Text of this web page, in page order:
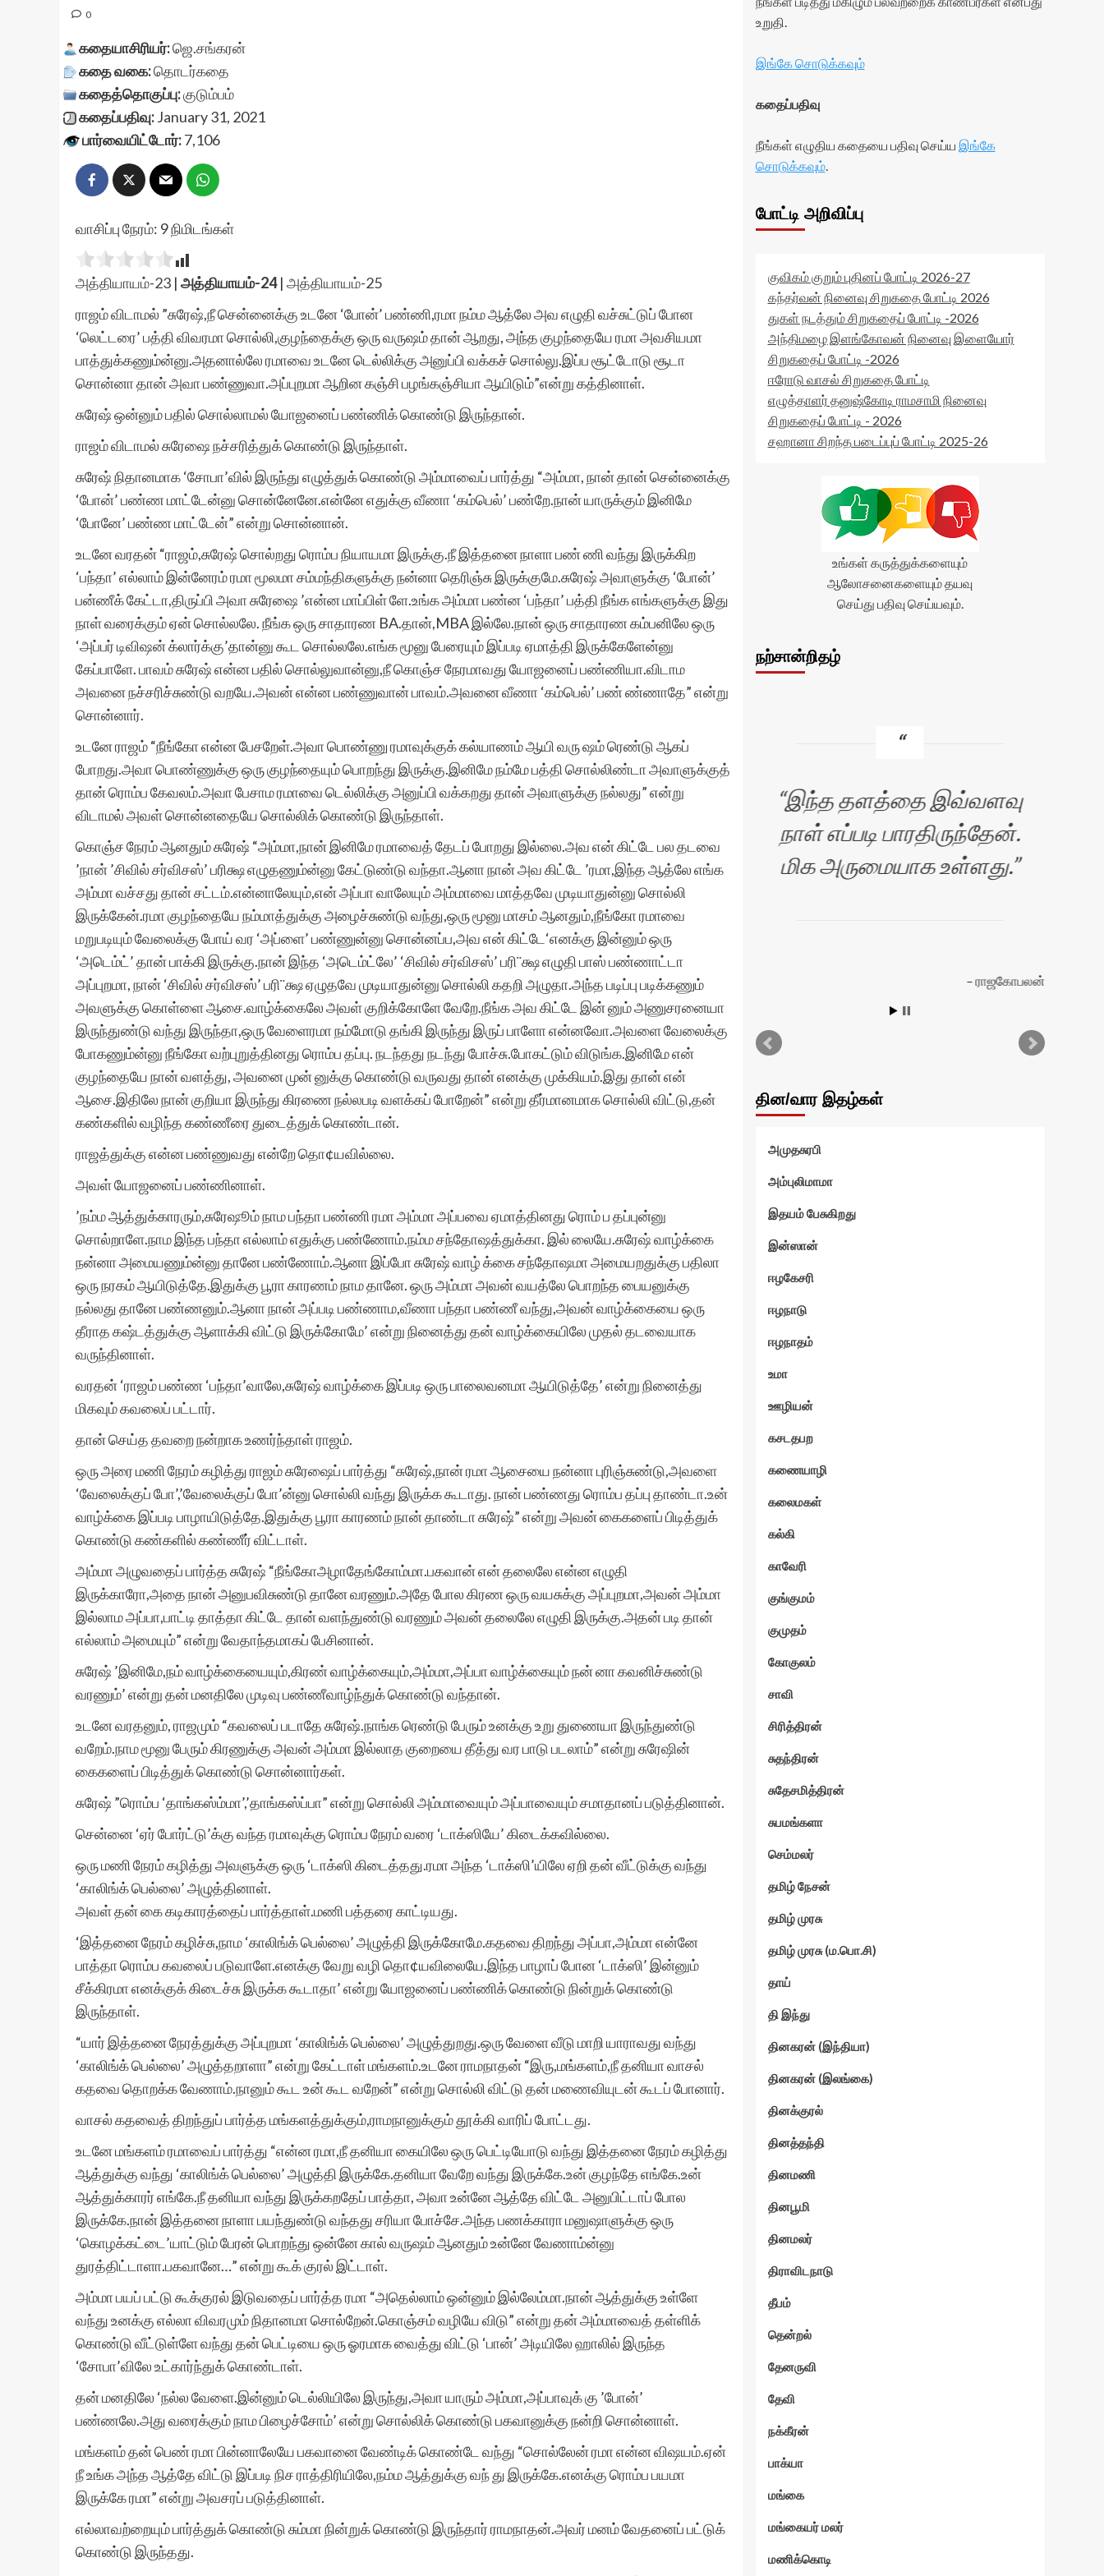
0
கதையாசிரியர்:ஜெ.சங்கரன்
கதை வகை:தொடர்கதை
கதைத்தொகுப்பு:குடும்பம்
கதைப்பதிவு:January 31, 2021
பார்வையிட்டோர்:7,106
வாசிப்பு நேரம்: 9நிமிடங்கள்
அத்தியாயம்-23 | அத்தியாயம்-24| அத்தியாயம்-25
ராஜம் விடாமல் ”சுரேஷ்,நீ சென்னைக்கு உடனே ‘போன்’ பண்ணி,ரமா நம்ம ஆத்லே அவ எழுதி வச்சுட்டுப் போன
‘லெட்டரை’ பத்தி விவரமா சொல்லி,குழந்தைக்கு ஒரு வருஷம் தான் ஆறது, அந்த குழந்தையே ரமா அவசியமா
பாத்துக்கணும்ன்னு.அதனால்லே ரமாவை உடனே டெல்லிக்கு அனுப்பி வக்கச் சொல்லு.இப்ப சூட்டோடு சூடா
சொன்னா தான் அவா பண்ணுவா.அப்புறமா ஆறின கஞ்சி பழங்கஞ்சியா ஆயிடும்”என்று கத்தினாள்.
சுரேஷ் ஒன்னும் பதில் சொல்லாமல் யோஜனைப் பண்ணிக் கொண்டு இருந்தான்.
ராஜம் விடாமல் சுரேஷை நச்சரித்துக் கொண்டு இருந்தாள்.
சுரேஷ் நிதானமாக ‘சோபா’வில் இருந்து எழுத்துக் கொண்டு அம்மாவைப் பார்த்து “அம்மா, நான் தான் சென்னைக்கு
‘போன்’ பண்ண மாட்டேன்னு சொன்னேனே.என்னே எதுக்கு வீணா ‘கம்பெல்’ பண்றே.நான் யாருக்கும் இனிமே
‘போனே’ பண்ண மாட்டேன்” என்று சொன்னான்.
உடனே வரதன் “ராஜம்,சுரேஷ் சொல்றது ரொம்ப நியாயமா இருக்கு.நீ இத்தனை நாளா பண் ணி வந்து இருக்கிற
‘பந்தா’ எல்லாம் இன்னேரம் ரமா மூலமா சம்மந்திகளுக்கு நன்னா தெரிஞ்சு இருக்குமே.சுரேஷ் அவாளுக்கு ‘போன்’
பன்ணீக் கேட்டா,திருப்பி அவா சுரேஷை ’என்ன மாப்பிள் ளே.உங்க அம்மா பண்ன ‘பந்தா’ பத்தி நீங்க எங்களுக்கு இது
நாள் வரைக்கும் ஏன் சொல்லலே. நீங்க ஒரு சாதாரண BA.தான்,MBA இல்லே.நான் ஒரு சாதாரண கம்பனிலே ஒரு
‘அப்பர் டிவிஷன் க்லார்க்கு’தான்னு கூட சொல்லலே.எங்க மூனு பேரையும் இப்படி ஏமாத்தி இருக்கேளேன்னு
கேப்பாளே. பாவம் சுரேஷ் என்ன பதில் சொல்லுவான்னு,நீ கொஞ்ச நேரமாவது யோஜனைப் பண்ணியா.விடாம
அவனை நச்சரிச்சுண்டு வறயே.அவன் என்ன பண்ணுவான் பாவம்.அவனை வீணா ‘கம்பெல்’ பண் ண்ணாதே” என்று
சொன்னார்.
உடனே ராஜம் “நீங்கோ என்ன பேசறேள்.அவா பொண்ணு ரமாவுக்குக் கல்யாணம் ஆயி வரு ஷம் ரெண்டு ஆகப்
போறது.அவா பொண்ணுக்கு ஒரு குழந்தையும் பொறந்து இருக்கு.இனிமே நம்மே பத்தி சொல்லிண்டா அவாளுக்குத்
தான் ரொம்ப கேவலம்.அவா பேசாம ரமாவை டெல்லிக்கு அனுப்பி வக்கறது தான் அவாளுக்கு நல்லது” என்று
விடாமல் அவள் சொன்னதையே சொல்லிக் கொண்டு இருந்தாள்.
கொஞ்ச நேரம் ஆனதும் சுரேஷ் “அம்மா,நான் இனிமே ரமாவைத் தேடப் போறது இல்லை.அவ என் கிட்டே பல தடவை
’நான் ’சிவில் சர்விசஸ்’ பரிக்ஷ எழுதணும்ன்னு கேட்டுண்டு வந்தா.ஆனா நான் அவ கிட்டே ’ரமா,இந்த ஆத்லே எங்க
அம்மா வச்சது தான் சட்டம்.என்னாலேயும்,என் அப்பா வாலேயும் அம்மாவை மாத்தவே முடியாதுன்னு சொல்லி
இருக்கேன்.ரமா குழந்தையே நம்மாத்துக்கு அழைச்சுண்டு வந்து,ஒரு மூனு மாசம் ஆனதும்,நீங்கோ ரமாவை
மறுபடியும் வேலைக்கு போய் வர ‘அப்ளை’ பண்ணுன்னு சொன்னப்ப,அவ என் கிட்டே‘எனக்கு இன்னும் ஒரு
‘அடெம்ட்’ தான் பாக்கி இருக்கு.நான் இந்த ‘அடெம்ட்லே’ ‘சிவில் சர்விசஸ்’ பரி¨க்ஷ எழுதி பாஸ் பண்ணாட்டா
அப்புறமா, நான் ‘சிவில் சர்விசஸ்’ பரி¨க்ஷ ஏழுதவே முடியாதுன்னு சொல்லி கதறி அழுதா.அந்த படிப்பு படிக்கணும்
அவளுக்கு கொள்ளை ஆசை.வாழ்க்கைலே அவள் குறிக்கோளே வேறே.நீங்க அவ கிட்டே இன் னும் அணுசரனையா
இருந்துண்டு வந்து இருந்தா,ஒரு வேளைரமா நம்மோடு தங்கி இருந்து இருப் பாளோ என்னவோ.அவளை வேலைக்கு
போகணும்ன்னு நீங்கோ வற்புறுத்தினது ரொம்ப தப்பு. நடந்தது நடந்து போச்சு.போகட்டும் விடுங்க.இனிமே என்
குழந்தையே நான் வளத்து, அவனை முன் னுக்கு கொண்டு வருவது தான் எனக்கு முக்கியம்.இது தான் என்
ஆசை.இதிலே நான் குறியா இருந்து கிரணை நல்லபடி வளக்கப் போறேன்” என்று தீர்மானமாக சொல்லி விட்டு,தன்
கண்களில் வழிந்த கண்ணீரை துடைத்துக் கொண்டான்.
ராஜத்துக்கு என்ன பண்ணுவது என்றே தொ¢யவில்லை.
அவள் யோஜனைப் பண்ணினாள்.
’நம்ம ஆத்துக்காரரும்,சுரேஷூம் நாம பந்தா பண்ணி ரமா அம்மா அப்பவை ஏமாத்தினது ரொம் ப தப்புன்னு
சொல்றாளே.நாம இந்த பந்தா எல்லாம் எதுக்கு பண்ணோம்.நம்ம சந்தோஷத்துக்கா. இல் லையே.சுரேஷ் வாழ்க்கை
நன்னா அமையணும்ன்னு தானே பண்ணோம்.ஆனா இப்போ சுரேஷ் வாழ் க்கை சந்தோஷமா அமையறதுக்கு பதிலா
ஒரு நரகம் ஆயிடுத்தே.இதுக்கு பூரா காரணம் நாம தானே. ஒரு அம்மா அவன் வயத்லே பொறந்த பையனுக்கு
நல்லது தானே பண்ணனும்.ஆனா நான் அப்படி பண்ணாம,வீணா பந்தா பண்ணீ வந்து,அவன் வாழ்க்கையை ஒரு
தீராத கஷ்டத்துக்கு ஆளாக்கி விட்டு இருக்கோமே’ என்று நினைத்து தன் வாழ்க்கையிலே முதல் தடவையாக
வருந்தினாள்.
வரதன் ‘ராஜம் பண்ண ‘பந்தா’வாலே,சுரேஷ் வாழ்க்கை இப்படி ஒரு பாலைவனமா ஆயிடுத்தே’ என்று நினைத்து
மிகவும் கவலைப் பட்டார்.
தான் செய்த தவறை நன்றாக உணர்ந்தாள் ராஜம்.
ஒரு அரை மணி நேரம் கழித்து ராஜம் சுரேஷைப் பார்த்து “சுரேஷ்,நான் ரமா ஆசையை நன்னா புரிஞ்சுண்டு,அவளை
‘வேலைக்குப் போ’,’வேலைக்குப் போ’ன்னு சொல்லி வந்து இருக்க கூடாது. நான் பண்ணது ரொம்ப தப்பு தாண்டா.உன்
வாழ்க்கை இப்படி பாழாயிடுத்தே.இதுக்கு பூரா காரணம் நான் தாண்டா சுரேஷ்” என்று அவன் கைகளைப் பிடித்துக்
கொண்டு கண்களில் கண்ணீர் விட்டாள்.
அம்மா அழுவதைப் பார்த்த சுரேஷ் “நீங்கோஅழாதேங்கோம்மா.பகவான் என் தலைலே என்ன எழுதி
இருக்காரோ,அதை நான் அனுபவிசுண்டு தானே வரணும்.அதே போல கிரண ஒரு வயசுக்கு அப்புறமா,அவன் அம்மா
இல்லாம அப்பா,பாட்டி தாத்தா கிட்டே தான் வளந்துண்டு வரணும் அவன் தலைலே எழுதி இருக்கு.அதன் படி தான்
எல்லாம் அமையும்” என்று வேதாந்தமாகப் பேசினான்.
சுரேஷ் ’இனிமே,நம் வாழ்க்கையையும்,கிரண் வாழ்க்கையும்,அம்மா,அப்பா வாழ்க்கையும் நன் னா கவனிச்சுண்டு
வரணும்’ என்று தன் மனதிலே முடிவு பண்ணீவாழ்ந்துக் கொண்டு வந்தான்.
உடனே வரதனும், ராஜமும் “கவலைப் படாதே சுரேஷ்.நாங்க ரெண்டு பேரும் உனக்கு உறு துணையா இருந்துண்டு
வறேம்.நாம மூனு பேரும் கிரணுக்கு அவன் அம்மா இல்லாத குறையை தீத்து வர பாடு படலாம்” என்று சுரேஷின்
கைகளைப் பிடித்துக் கொண்டு சொன்னார்கள்.
சுரேஷ் ”ரொம்ப ‘தாங்கஸ்ம்மா’,’தாங்கஸ்ப்பா” என்று சொல்லி அம்மாவையும் அப்பாவையும் சமாதானப் படுத்தினான்.
சென்னை ‘ஏர் போர்ட்டு’க்கு வந்த ரமாவுக்கு ரொம்ப நேரம் வரை ‘டாக்ஸியே’ கிடைக்கவில்லை.
ஒரு மணி நேரம் கழித்து அவளுக்கு ஒரு ‘டாக்ஸி கிடைத்தது.ரமா அந்த ‘டாக்ஸி’யிலே ஏறி தன் வீட்டுக்கு வந்து
‘காலிங்க் பெல்லை’ அழுத்தினாள்.
அவள் தன் கை கடிகாரத்தைப் பார்த்தாள்.மணி பத்தரை காட்டியது.
‘இத்தனை நேரம் கழிச்சு,நாம ‘காலிங்க் பெல்லை’ அழுத்தி இருக்கோமே.கதவை திறந்து அப்பா,அம்மா என்னே
பாத்தா ரொம்ப கவலைப் படுவாளே.எனக்கு வேறு வழி தொ¢யவிலையே.இந்த பாழாப் போன ‘டாக்ஸி’ இன்னும்
சீக்கிரமா எனக்குக் கிடைச்சு இருக்க கூடாதா’ என்று யோஜனைப் பண்ணிக் கொண்டு நின்றுக் கொண்டு
இருந்தாள்.
“யார் இத்தனை நேரத்துக்கு அப்புறமா ‘காலிங்க் பெல்லை’ அழுத்துறது.ஒரு வேளை வீடு மாறி யாராவது வந்து
‘காலிங்க் பெல்லை’ அழுத்தறாளா” என்று கேட்டாள் மங்களம்.உடனே ராமநாதன் “இரு,மங்களம்,நீ தனியா வாசல்
கதவை தொறக்க வேணாம்.நானும் கூட உன் கூட வறேன்” என்று சொல்லி விட்டு தன் மணைவியுடன் கூடப் போனார்.
வாசல் கதவைத் திறந்துப் பார்த்த மங்களத்துக்கும்,ராமநானுக்கும் தூக்கி வாரிப் போட்டது.
உடனே மங்களம் ரமாவைப் பார்த்து “என்ன ரமா,நீ தனியா கையிலே ஒரு பெட்டியோடு வந்து இத்தனை நேரம் கழித்து
ஆத்துக்கு வந்து ‘காலிங்க் பெல்லை’ அழுத்தி இருக்கே.தனியா வேறே வந்து இருக்கே.உன் குழந்தே எங்கே.உன்
ஆத்துக்காரர் எங்கே.நீ தனியா வந்து இருக்கறதேப் பாத்தா, அவா உன்னே ஆத்தே விட்டே அனுபிட்டாப் போல
இருக்கே.நான் இத்தனை நாளா பயந்துண்டு வந்தது சரியா போச்சே.அந்த பணக்காரா மனுஷாளுக்கு ஒரு
‘கொழக்கட்டை’யாட்டும் பேரன் பொறந்து ஒன்னே கால் வருஷம் ஆனதும் உன்னே வேணாம்ன்னு
துரத்திட்டாளா.பகவானே…” என்று கூக் குரல் இட்டாள்.
அம்மா பயப் பட்டு கூக்குரல் இடுவதைப் பார்த்த ரமா “அதெல்லாம் ஒன்னும் இல்லேம்மா.நான் ஆத்துக்கு உள்ளே
வந்து உனக்கு எல்லா விவரமும் நிதானமா சொல்றேன்.கொஞ்சம் வழியே விடு” என்று தன் அம்மாவைத் தள்ளிக்
கொண்டு வீட்டுள்ளே வந்து தன் பெட்டியை ஒரு ஓரமாக வைத்து விட்டு ‘பான்’ அடியிலே ஹாலில் இருந்த
‘சோபா’விலே உட்கார்ந்துக் கொண்டாள்.
தன் மனதிலே ‘நல்ல வேளை.இன்னும் டெல்லியிலே இருந்து,அவா யாரும் அம்மா,அப்பாவுக் கு ’போன்’
பண்ணலே.அது வரைக்கும் நாம பிழைச்சோம்’ என்று சொல்லிக் கொண்டு பகவானுக்கு நன்றி சொன்னாள்.
மங்களம் தன் பெண் ரமா பின்னாலேயே பகவானை வேண்டிக் கொண்டே வந்து “சொல்லேன் ரமா என்ன விஷயம்.ஏன்
நீ உங்க அந்த ஆத்தே விட்டு இப்படி நிச ராத்திரியிலே,நம்ம ஆத்துக்கு வந் து இருக்கே.எனக்கு ரொம்ப பயமா
இருக்கே ரமா” என்று அவசரப் படுத்தினாள்.
எல்லாவற்றையும் பார்த்துக் கொண்டு சும்மா நின்றுக் கொண்டு இருந்தார் ராமநாதன்.அவர் மனம் வேதனைப் பட்டுக்
கொண்டு இருந்தது.
உறுதி.
இங்கே சொடுக்கவும்
கதைப்பதிவு
நீங்கள் எழுதிய கதையை பதிவு செய்ய இங்கே
சொடுக்கவும்.
போட்டி அறிவிப்பு
குவிகம் குறும் புதினப் போட்டி 2026-27
கந்தர்வன் நினைவு சிறுகதை போட்டி 2026
துகள் நடத்தும் சிறுகதைப் போட்டி -2026
அந்திமழை இளங்கோவன் நினைவு இளையோர்
சிறுகதைப் போட்டி -2026
ஈரோடு வாசல் சிறுகதை போட்டி
எழுத்தாளர் தனுஷ்கோடி ராமசாமி நினைவு
சிறுகதைப் போட்டி - 2026
சஹானா சிறந்த படைப்புப் போட்டி 2025-26
உங்கள் கருத்துக்களையும்
ஆலோசனைகளையும் தயவு
செய்து பதிவு செய்யவும்.
நற்சான்றிதழ்
சிறுகதை என்னும்
அற்புதமான கலை
வடிவத்திற்கு உயிர்
கொடுத்து அறிவியல்,
குடும்பம், க்ரைம் என்று
பலதரப்பட்ட
கதைகளை எழுதவும்
படிக்கவும் ஊக்குவித்து
வரும் சிறுகதைகள்.காம்
தளத்தின் செயல்பாடு
நஞ்சப்பன் ஈரோடு
இந்த தளத்தை இவ்வளவு
நாள் எப்படி பாரதிருந்தேன்.
மிக அருமையாக உள்ளது.
ராஜகோபலன்
தின/வார இதழ்கள்
அமுதசுரபி
அம்புலிமாமா
இதயம் பேசுகிறது
இன்ஸான்
ஈழகேசரி
ஈழநாடு
ஈழநாதம்
உமா
ஊழியன்
கசடதபற
கணையாழி
கலைமகள்
கல்கி
காவேரி
குங்குமம்
குமுதம்
கோகுலம்
சாவி
சிரித்திரன்
சுதந்திரன்
சுதேசமித்திரன்
சுபமங்களா
செம்மலர்
தமிழ் நேசன்
தமிழ் முரசு
தமிழ் முரசு (ம.பொ.சி)
தாய்
தி இந்து
தினகரன் (இந்தியா)
தினகரன் (இலங்கை)
தினக்குரல்
தினத்தந்தி
தினமணி
தினபூமி
தினமலர்
திராவிடநாடு
தீபம்
தென்றல்
தேனருவி
தேவி
நக்கீரன்
பாக்யா
மங்கை
மங்கையர் மலர்
மணிக்கொடி